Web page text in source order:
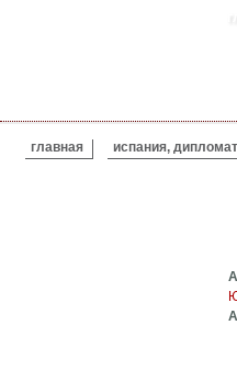
ВЫ ЗДЕСЬ
главная испания,